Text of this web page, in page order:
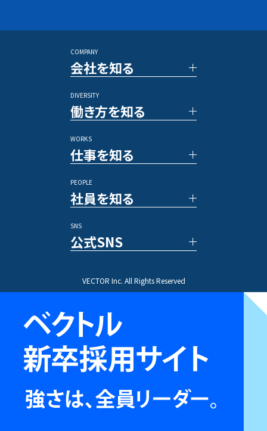
長期インターンシップ
■キャリア採用
PRコンサルタント
アルムナイ採用
その他のポジション
COMPANY
会社を知る
TOP メッセージ
ベクトルの強み
新規事業／投資事業
アワード/ランキング
DIVERSITY
働き方を知る
社員の一日
各種制度
休暇／勤怠制度
WORKS
仕事を知る
事例紹介
業務内容
PEOPLE
社員を知る
文字で読む社員インタビュー
動画で知る先輩社員
SNS
公式SNS
Instagram
VECTOR Inc. All Rights Reserved